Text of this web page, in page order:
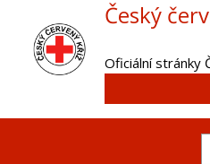
Český
Oficiální stránky